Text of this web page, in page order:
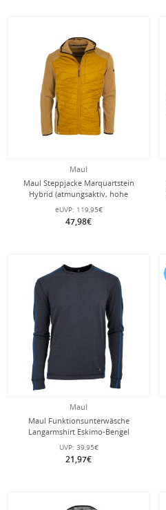
Maul
Maul Steppjacke Marquartstein
Hybrid (atmungsaktiv, hohe
Wärmeisolierung) gelb Herren
eUVP: 119,95€
47,98€
Maul
Maul Funktionsunterwäsche
Langarmshirt Eskimo-Bengel
(antibakteriell, atmungsaktiv,
elastisch) navyblau Herren
UVP: 39,95€
21,97€